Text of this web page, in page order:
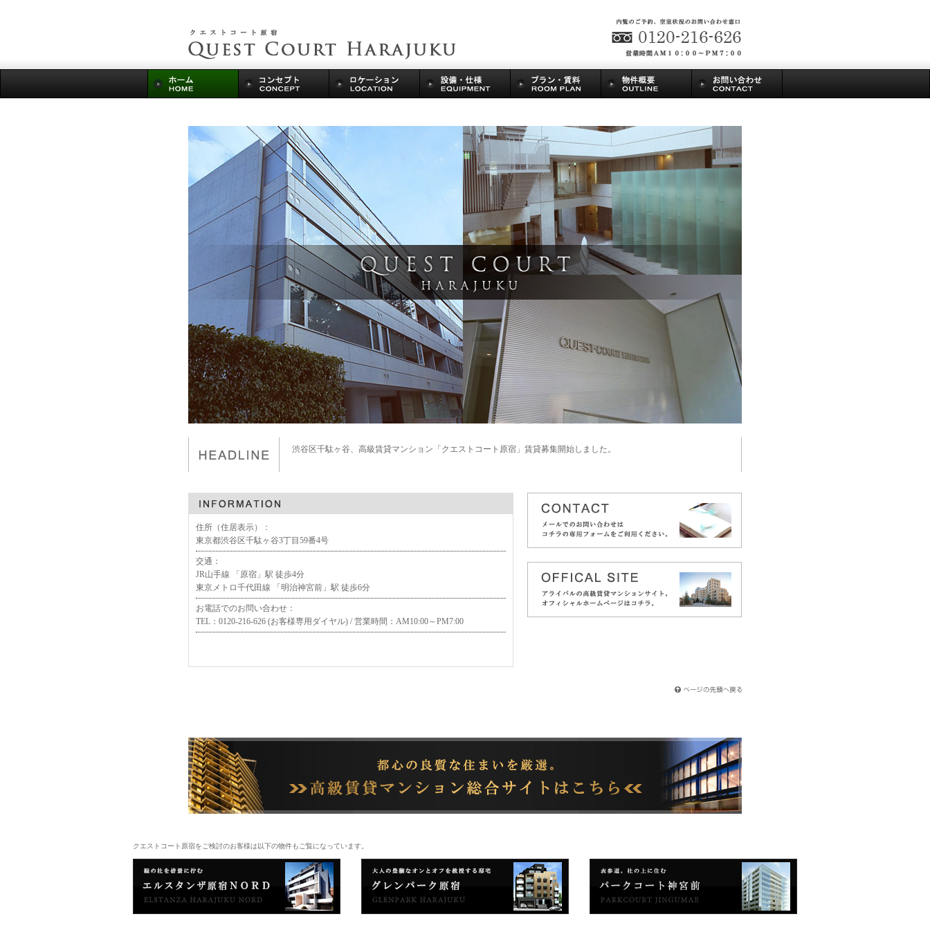
渋谷区千駄ヶ谷、高級賃貸マンション「クエストコート原宿」賃貸募集開始しました。
住所（住居表示）：
東京都渋谷区千駄ヶ谷3丁目59番4号
交通：
JR山手線 「原宿」駅 徒歩4分
東京メトロ千代田線 「明治神宮前」駅 徒歩6分
お電話でのお問い合わせ：
TEL： 0120-216-626 (お客様専用ダイヤル) / 営業時間： AM10:00～PM7:00
クエストコート原宿をご検討のお客様は以下の物件もご覧になっています。